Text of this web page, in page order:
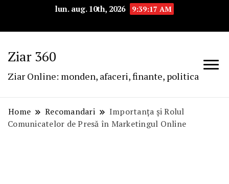
lun. aug. 10th, 2026 9:39:18 AM
Ziar 360
Ziar Online: monden, afaceri, finante, politica
Home Recomandari
Importanța și Rolul
Comunicatelor de Presă în Marketingul Online